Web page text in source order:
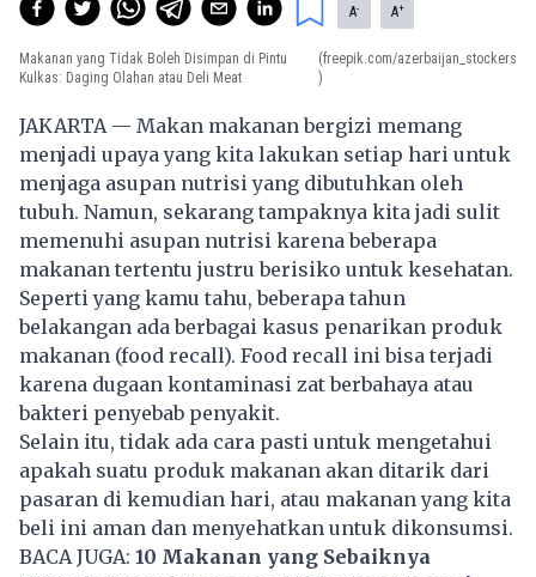
A- A+
Makanan yang Tidak Boleh Disimpan di Pintu
Kulkas: Daging Olahan atau Deli Meat
(freepik.com/azerbaijan_stockers
)
JAKARTA — Makan makanan bergizi memang
menjadi upaya yang kita lakukan setiap hari untuk
menjaga asupan nutrisi yang dibutuhkan oleh
tubuh. Namun, sekarang tampaknya kita jadi sulit
memenuhi asupan nutrisi karena beberapa
makanan tertentu justru berisiko untuk kesehatan.
Seperti yang kamu tahu, beberapa tahun
belakangan ada berbagai kasus penarikan produk
makanan (food recall). Food recall ini bisa terjadi
karena dugaan kontaminasi zat berbahaya atau
bakteri penyebab penyakit.
Selain itu, tidak ada cara pasti untuk mengetahui
apakah suatu produk makanan akan ditarik dari
pasaran di kemudian hari, atau makanan yang kita
beli ini aman dan menyehatkan untuk dikonsumsi.
BACA JUGA: 10 Makanan yang Sebaiknya